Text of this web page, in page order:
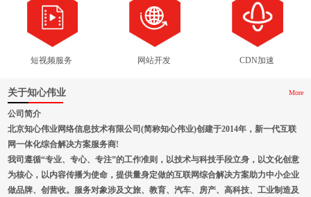
短视频服务 网站开发 CDN加速
关于知心伟业 More
公司简介
北京知心伟业网络信息技术有限公司(简称知心伟业)创建于2014年，新一代互联
网一体化综合解决方案服务商!
我司遵循“专业、专心、专注”的工作准则，以技术与科技手段立身，以文化创意
为核心，以内容传播为使命，提供量身定做的互联网综合解决方案助力中小企业
做品牌、创营收。服务对象涉及文旅、教育、汽车、房产、高科技、工业制造及